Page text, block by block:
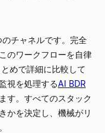
チャネルです。完全
のワークフローを自律
めで詳細に比較して
視を処理するAI BDR
す。すべてのスタック
かを決定し、機械がリ